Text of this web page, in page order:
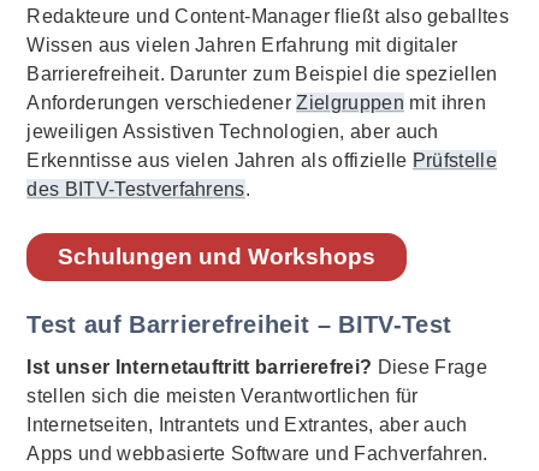
Redakteure und Content-Manager fließt also geballtes
Wissen aus vielen Jahren Erfahrung mit digitaler
Barrierefreiheit. Darunter zum Beispiel die speziellen
Anforderungen verschiedenerZielgruppen mit ihren
jeweiligen Assistiven Technologien, aber auch
Erkenntisse aus vielen Jahren als offizielle Prüfstelle
des BITV-Testverfahrens.
Schulungen und Workshops
Test auf Barrierefreiheit – BITV-Test
Ist unser Internetauftritt barrierefrei? Diese Frage
stellen sich die meisten Verantwortlichen für
Internetseiten, Intrantets und Extrantes, aber auch
Apps und webbasierte Software und Fachverfahren.